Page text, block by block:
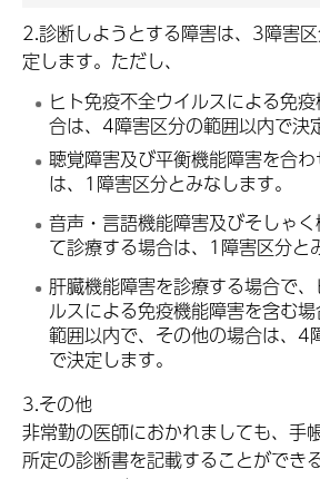
2.診断しようとする障害は、3障害
定します。ただし、
ヒト免疫不全ウイルスによる免
合は、4障害区分の範囲以内で決
聴覚障害及び平衡機能障害を合
は、1障害区分とみなします。
音声・言語機能障害及びそしゃ
て診療する場合は、1障害区分と
肝臓機能障害を診療する場合で
ルスによる免疫機能障害を含む
範囲以内で、その他の場合は、4
で決定します。
3.その他
非常勤の医師におかれましても、手
所定の診断書を記載することができ